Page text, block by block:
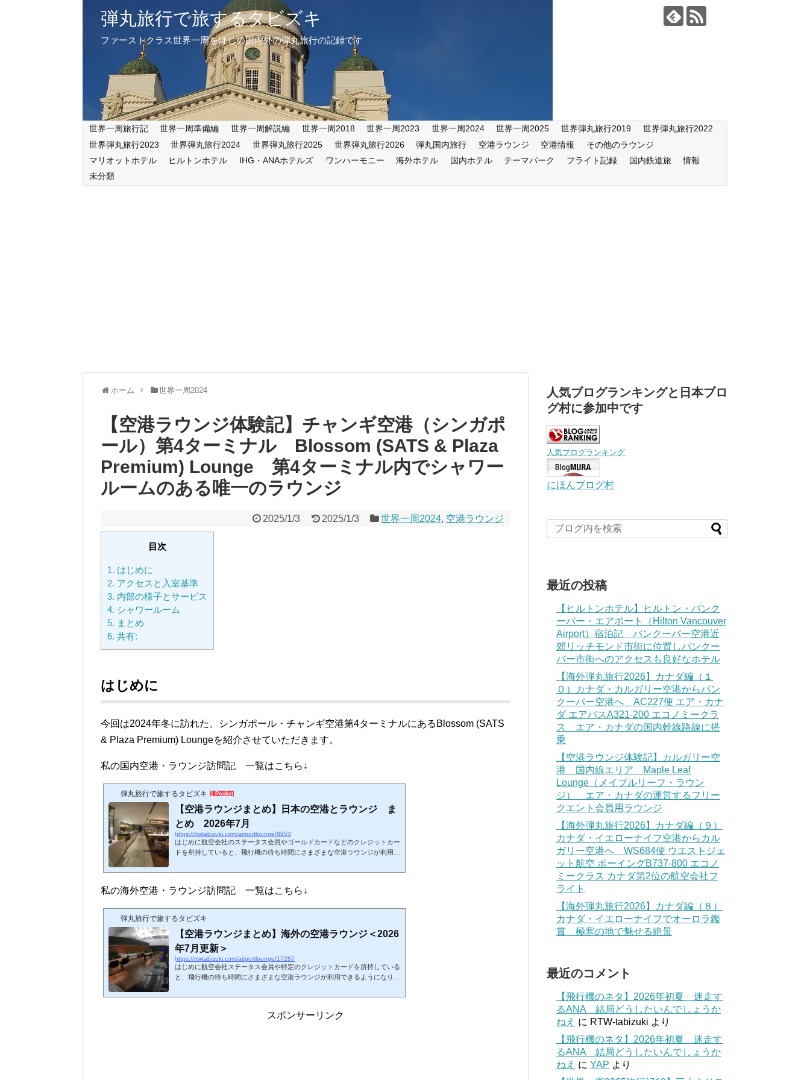
弾丸旅行で旅するタビズキ
ファーストクラス世界一周をはじめ国内外の弾丸旅行の記録です
世界一周旅行記 世界一周準備編 世界一周解説編 世界一周2018 世界一周2023 世界一周2024 世界一周2025 世界弾丸旅行2019
世界弾丸旅行2022
世界弾丸旅行2023
世界弾丸旅行2024 世界弾丸旅行2025 世界弾丸旅行2026 弾丸国内旅行 空港ラウンジ 空港情報
その他のラウンジ
マリオットホテル
ヒルトンホテル IHG・ANAホテルズ ワンハーモニー 海外ホテル 国内ホテル テーマパーク フライト記録 国内鉄道旅
情報
未分類
ホーム 世界一周2024
【空港ラウンジ体験記】チャンギ空港（シンガポ
ール）第4ターミナル Blossom (SATS & Plaza
Premium) Lounge 第4ターミナル内でシャワー
ルームのある唯一のラウンジ
2025/1/3 2025/1/3 世界一周2024, 空港ラウンジ
目次
1. はじめに
2. アクセスと入室基準
3. 内部の様子とサービス
4. シャワールーム
5. まとめ
6. 共有:
はじめに
今回は2024年冬に訪れた、シンガポール・チャンギ空港第4ターミナルにあるBlossom (SATS
& Plaza Premium) Loungeを紹介させていただきます。
私の国内空港・ラウンジ訪問記 一覧はこちら↓
弾丸旅行で旅するタビズキ 1 Pocket
【空港ラウンジまとめ】日本の空港とラウンジ ま
とめ 2026年7月
https://rtwtabizuki.com/airportlounge/8953
はじめに航空会社のステータス会員やゴールドカードなどのクレジットカー
ドを所持していると、飛行機の待ち時間にさまざまな空港ラウンジが利用で
してまとめてみました。いわゆるカードラウンジや航空会社ラウンジ以外も
していません。リンク先は私の空港やラウンジの体験記となります。略語
めはこちら↓スポンサーリ...
私の海外空港・ラウンジ訪問記 一覧はこちら↓
弾丸旅行で旅するタビズキ
【空港ラウンジまとめ】海外の空港ラウンジ＜2026
年7月更新＞
https://rtwtabizuki.com/airportlounge/17287
はじめに航空会社ステータス会員や特定のクレジットカードを所持している
と、飛行機の待ち時間にさまざまな空港ラウンジが利用できるようになりま
てみました。☆印は2026年現在プライオリティ・パスで利用可能なラウン
ないので注意しましょう。ちなみに、私の国内空港・ラウンジ訪問記 一覧
スポンサーリンク
人気ブログランキングと日本ブロ
グ村に参加中です
人気ブログランキング
にほんブログ村
最近の投稿
【ヒルトンホテル】ヒルトン・バンク
ーバー・エアポート（Hilton Vancouver
Airport）宿泊記 バンクーバー空港近
郊リッチモンド市街に位置しバンクー
バー市街へのアクセスも良好なホテル
【海外弾丸旅行2026】カナダ編（１
０）カナダ・カルガリー空港からバン
クーバー空港へ AC227便 エア・カナ
ダ エアバスA321-200 エコノミークラ
ス エア・カナダの国内幹線路線に搭
乗
【空港ラウンジ体験記】カルガリー空
港 国内線エリア Maple Leaf
Lounge（メイプルリーフ・ラウン
ジ） エア・カナダの運営するフリー
クエント会員用ラウンジ
【海外弾丸旅行2026】カナダ編（９）
カナダ・イエローナイフ空港からカル
ガリー空港へ WS684便 ウエストジェ
ット航空 ボーイングB737-800 エコノ
ミークラス カナダ第2位の航空会社フ
ライト
【海外弾丸旅行2026】カナダ編（８）
カナダ・イエローナイフでオーロラ鑑
賞 極寒の地で魅せる絶景
最近のコメント
【飛行機のネタ】2026年初夏 迷走す
るANA 結局どうしたいんでしょうか
ねえ に RTW-tabizuki より
【飛行機のネタ】2026年初夏 迷走す
るANA 結局どうしたいんでしょうか
ねえ に YAP より